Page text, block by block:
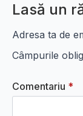
Lasă un
Adresa ta de
Câmpurile
Comentariu *